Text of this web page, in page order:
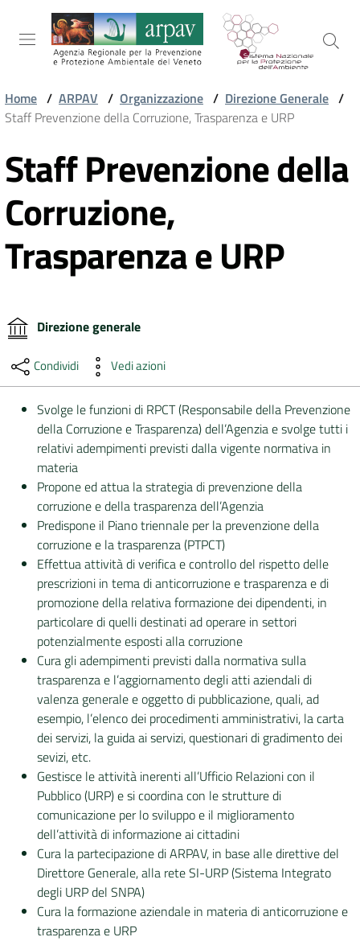
Salta al contenuto
Salta alla navigazione
Salta al footer
AMBIENTALI
TERRITORIO
SERVIZI
DATI
AMBIENTALI
Seguici
su
Home / ARPAV / Organizzazione / Direzione Generale /
Staff Prevenzione della Corruzione, Trasparenza e URP
Vai al contenuto
Staff Prevenzione della
Corruzione,
Trasparenza e URP
Direzione generale
Condividi Vedi azioni
Svolge le funzioni di RPCT (Responsabile della Prevenzione
della Corruzione e Trasparenza) dell’Agenzia e svolge tutti i
relativi adempimenti previsti dalla vigente normativa in
materia
Propone ed attua la strategia di prevenzione della
corruzione e della trasparenza dell’Agenzia
Predispone il Piano triennale per la prevenzione della
corruzione e la trasparenza (PTPCT)
Effettua attività di verifica e controllo del rispetto delle
prescrizioni in tema di anticorruzione e trasparenza e di
promozione della relativa formazione dei dipendenti, in
particolare di quelli destinati ad operare in settori
potenzialmente esposti alla corruzione
Cura gli adempimenti previsti dalla normativa sulla
trasparenza e l’aggiornamento degli atti aziendali di
valenza generale e oggetto di pubblicazione, quali, ad
esempio, l’elenco dei procedimenti amministrativi, la carta
dei servizi, la guida ai servizi, questionari di gradimento dei
sevizi, etc.
Gestisce le attività inerenti all’Ufficio Relazioni con il
Pubblico (URP) e si coordina con le strutture di
comunicazione per lo sviluppo e il miglioramento
dell’attività di informazione ai cittadini
Cura la partecipazione di ARPAV, in base alle direttive del
Direttore Generale, alla rete SI-URP (Sistema Integrato
degli URP del SNPA)
Cura la formazione aziendale in materia di anticorruzione e
trasparenza e URP